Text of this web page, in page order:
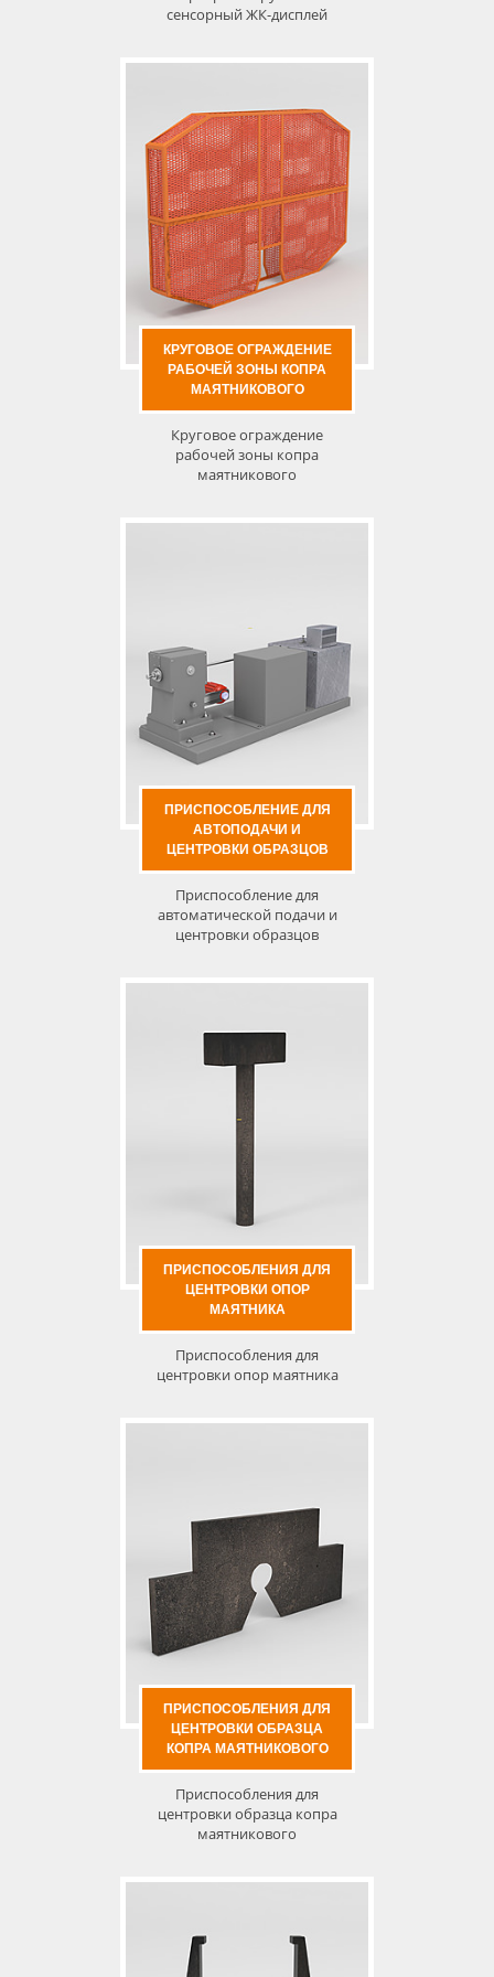
сенсорный ЖК-дисплей
КРУГОВОЕ ОГРАЖДЕНИЕ
РАБОЧЕЙ ЗОНЫ КОПРА
МАЯТНИКОВОГО
Круговое ограждение
рабочей зоны копра
маятникового
ПРИСПОСОБЛЕНИЕ ДЛЯ
АВТОПОДАЧИ И
ЦЕНТРОВКИ ОБРАЗЦОВ
Приспособление для
автоматической подачи и
центровки образцов
ПРИСПОСОБЛЕНИЯ ДЛЯ
ЦЕНТРОВКИ ОПОР
МАЯТНИКА
Приспособления для
центровки опор маятника
ПРИСПОСОБЛЕНИЯ ДЛЯ
ЦЕНТРОВКИ ОБРАЗЦА
КОПРА МАЯТНИКОВОГО
Приспособления для
центровки образца копра
маятникового